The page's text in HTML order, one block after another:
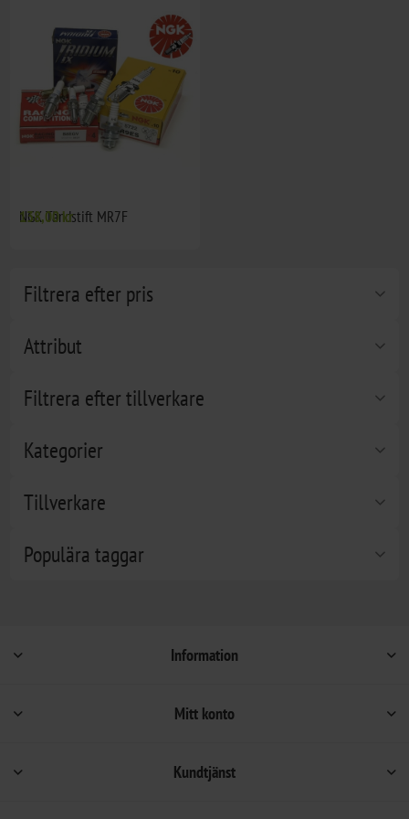
Filtrera efter pris
Attribut
Filtrera efter tillverkare
Kategorier
Tillverkare
Populära taggar
NGK Tändstift MR7F
138,00 kr
Information
Mitt konto
Kundtjänst